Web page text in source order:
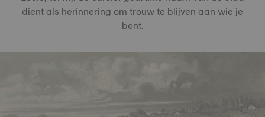
dient als herinnering om trouw te blijven aan wie je
bent.